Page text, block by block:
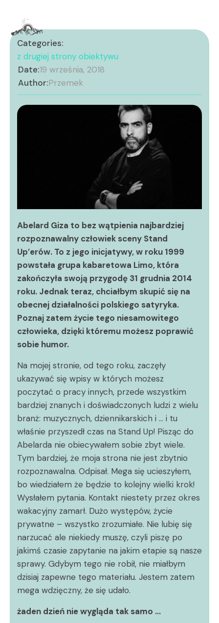
Categories:
z drugiej strony obiektywu
Date:19 września, 2018
Author:Przemek
Abelard Giza to bez wątpienia najbardziej
rozpoznawalny człowiek sceny Stand
Up’erów. To z jego inicjatywy, w roku 1999
powstała grupa kabaretowa Limo, która
zakończyła swoją przygodę 31 grudnia 2014
roku. Jednak teraz, chciałbym skupić się na
obecnej działalności polskiego satyryka.
Poznaj zatem życie tego niesamowitego
człowieka, dzięki któremu możesz poprawić
sobie humor.
Na mojej stronie, od tego roku, zaczęły
ukazywać się wpisy w których możesz
poczytać o pracy innych, przede wszystkim
bardziej znanych i doświadczonych ludzi z wielu
branż: muzycznych, dziennikarskich i … i tu
właśnie przyszedł czas na Stand Up! Pisząc do
Abelarda nie obiecywałem sobie zbyt wiele.
Tym bardziej, że moja strona nie jest zbytnio
rozpoznawalna. Odpisał. Mega się ucieszyłem,
bo wiedziałem że będzie to kolejny wielki krok!
Wysłałem pytania. Kontakt niestety przez okres
wakacyjny zamarł. Dużo występów, życie
prywatne – wszystko zrozumiałe. Nie lubię się
narzucać ale niekiedy muszę, czyli piszę po
jakimś czasie zapytanie na jakim etapie są nasze
sprawy. Gdybym tego nie robił, nie miałbym
dzisiaj zapewne tego materiału. Jestem zatem
mega wdzięczny, że się udało.
żaden dzień nie wygląda tak samo …